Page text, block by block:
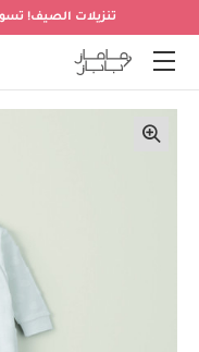
تنزيلات الصيف!